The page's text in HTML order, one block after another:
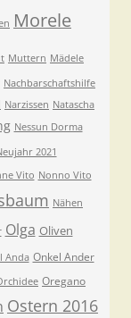
Morele
Muttern Mädele
Nachbarschaftshilfe
Narzissen Natascha
Nessun Dorma
2021
Vito Nonno Vito
Nähen
Olga Oliven
Anda Onkel Ander
Oregano
Ostern 2016